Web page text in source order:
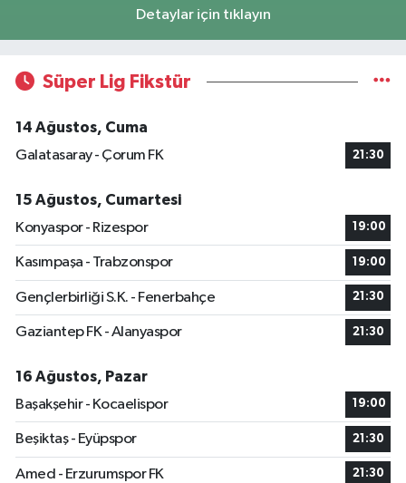
Detaylar için tıklayın
Süper Lig Fikstür
14 Ağustos, Cuma
Galatasaray - Çorum FK
21:30
15 Ağustos, Cumartesi
Konyaspor - Rizespor
19:00
Kasımpaşa - Trabzonspor 19:00
Gençlerbirliği S.K. - Fenerbahçe 21:30
Gaziantep FK - Alanyaspor 21:30
16 Ağustos, Pazar
Başakşehir - Kocaelispor
19:00
Beşiktaş - Eyüpspor 21:30
Amed - Erzurumspor FK 21:30